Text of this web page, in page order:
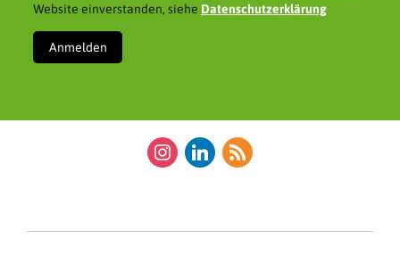
Website einverstanden, siehe Datenschutzerklärung
instagramlinkedinrss